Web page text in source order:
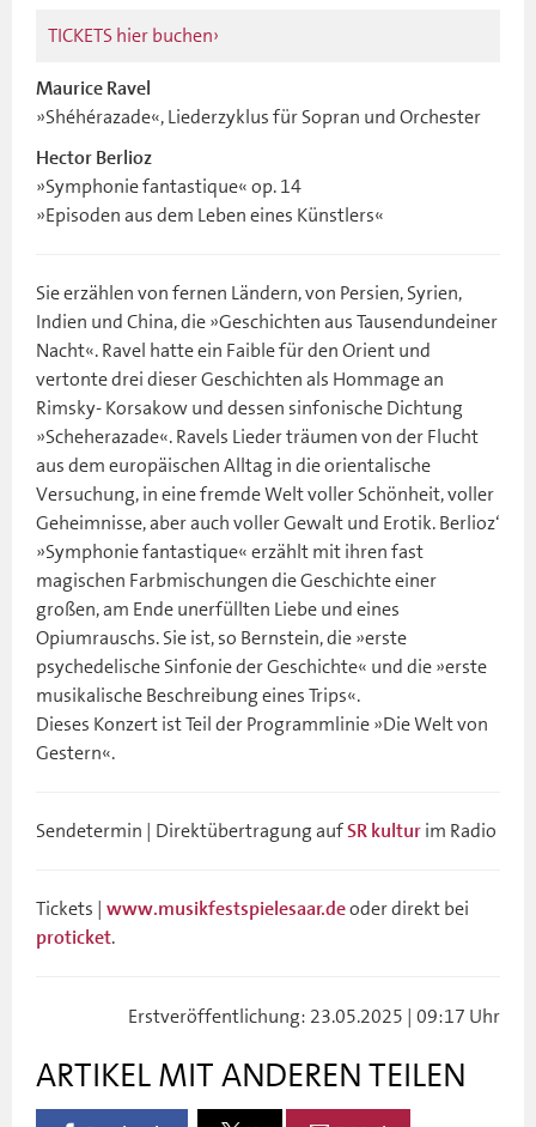
TICKETS hier buchen
Maurice Ravel
»Shéhérazade«, Liederzyklus für Sopran und Orchester
Hector Berlioz
»Symphonie fantastique« op. 14
»Episoden aus dem Leben eines Künstlers«
Sie erzählen von fernen Ländern, von Persien, Syrien,
Indien und China, die »Geschichten aus Tausendundeiner
Nacht«. Ravel hatte ein Faible für den Orient und
vertonte drei dieser Geschichten als Hommage an
Rimsky- Korsakow und dessen sinfonische Dichtung
»Scheherazade«. Ravels Lieder träumen von der Flucht
aus dem europäischen Alltag in die orientalische
Versuchung, in eine fremde Welt voller Schönheit, voller
Geheimnisse, aber auch voller Gewalt und Erotik. Berlioz‘
»Symphonie fantastique« erzählt mit ihren fast
magischen Farbmischungen die Geschichte einer
großen, am Ende unerfüllten Liebe und eines
Opiumrauschs. Sie ist, so Bernstein, die »erste
psychedelische Sinfonie der Geschichte« und die »erste
musikalische Beschreibung eines Trips«.
Dieses Konzert ist Teil der Programmlinie »Die Welt von
Gestern«.
Sendetermin | Direktübertragung aufSR kultur im Radio
Tickets | www.musikfestspielesaar.deoder direkt bei
proticket.
Erstveröffentlichung: 23.05.2025 | 09:17 Uhr
ARTIKEL MIT ANDEREN TEILEN